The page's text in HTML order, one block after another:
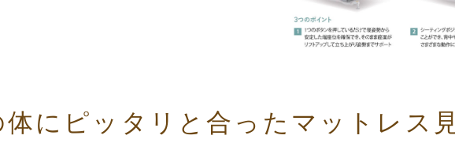
体にピッタリと合ったマットレス